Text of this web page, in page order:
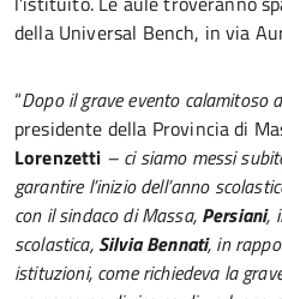
della Universal Bench, in via
“Dopo il grave evento calamitoso
presidente della Provincia di
Lorenzetti – ci siamo messi
garantire l’inizio dell’anno
con il sindaco di Massa, Persiani,
scolastica, Silvia Bennati, in
istituzioni, come richiedeva la